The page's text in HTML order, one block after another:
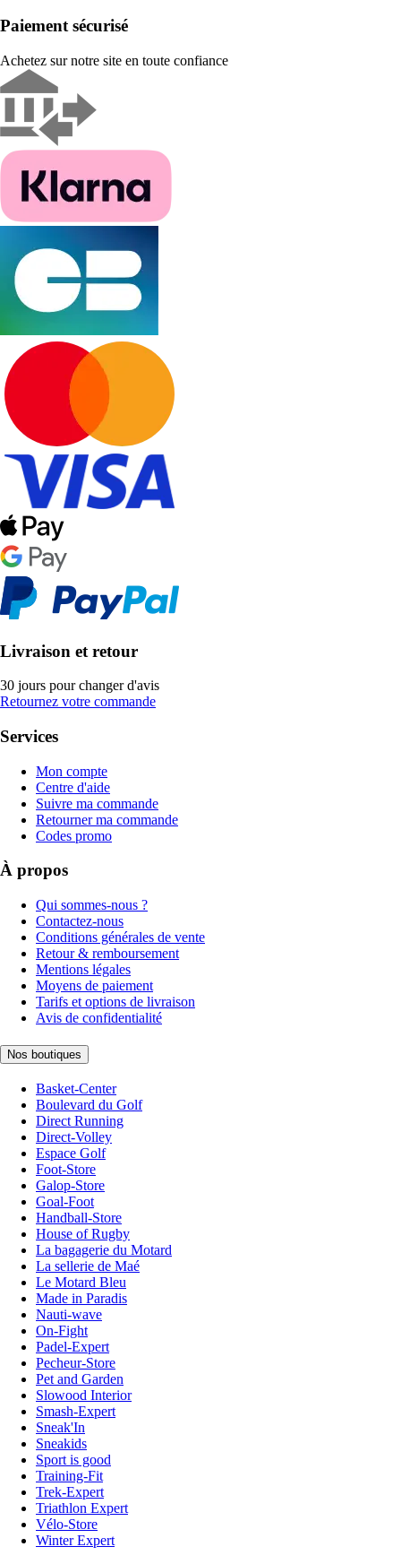
Paiement sécurisé
Achetez sur notre site en toute confiance
Livraison et retour
30 jours pour changer d'avis
Retournez votre commande
Services
Mon compte
Centre d'aide
Suivre ma commande
Retourner ma commande
Codes promo
À propos
Qui sommes-nous ?
Contactez-nous
Conditions générales de vente
Retour & remboursement
Mentions légales
Moyens de paiement
Tarifs et options de livraison
Avis de confidentialité
Nos boutiques
Basket-Center
Boulevard du Golf
Direct Running
Direct-Volley
Espace Golf
Foot-Store
Galop-Store
Goal-Foot
Handball-Store
House of Rugby
La bagagerie du Motard
La sellerie de Maé
Le Motard Bleu
Made in Paradis
Nauti-wave
On-Fight
Padel-Expert
Pecheur-Store
Pet and Garden
Slowood Interior
Smash-Expert
Sneak'In
Sneakids
Sport is good
Training-Fit
Trek-Expert
Triathlon Expert
Vélo-Store
Winter Expert